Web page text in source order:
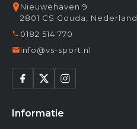
Nieuwehaven 9
2801 CS Gouda, Nederland
0182 514 770
info@vs-sport.nl
Informatie